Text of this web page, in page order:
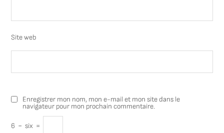
Site web
Enregistrer mon nom, mon e-mail et mon site dans le
navigateur pour mon prochain commentaire.
6 − six =